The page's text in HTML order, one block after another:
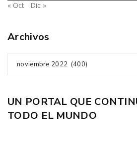
« Oct Dic »
Archivos
noviembre 2022 (400)
UN PORTAL QUE
TODO EL MUNDO